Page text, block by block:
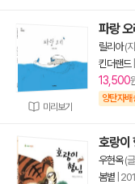
미리보기
파랑 오
릴리아(
킨더랜드|
13,500
양탄자배
호랑이
우현옥(글
봄볕